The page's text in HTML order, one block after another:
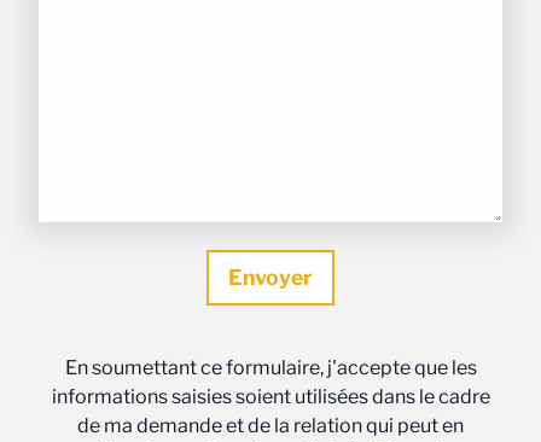
En soumettant ce formulaire, j'accepte que les
informations saisies soient utilisées dans le cadre
de ma demande et de la relation qui peut en